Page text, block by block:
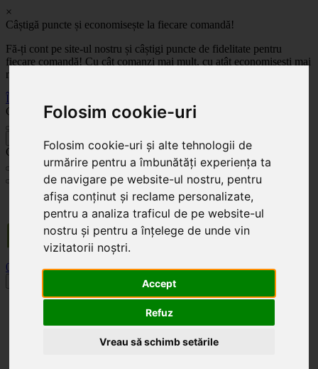
Folosim cookie-uri
Folosim cookie-uri și alte tehnologii de
urmărire pentru a îmbunătăți experiența ta
de navigare pe website-ul nostru, pentru
afișa conținut și reclame personalizate,
pentru a analiza traficul de pe website-ul
nostru și pentru a înțelege de unde vin
vizitatorii noștri.
Accept
Refuz
Vreau să schimb setările
×
Câștigă puncte și economisește la fiecare comandă!
Fă-ți cont pe site-ul nostru și câștigi puncte de fidelitate pentru
fiecare comandă! Cu cât comanzi mai mult, cu atât economisești mai
mult!
Înregistrează-te acum
Celoplast
Celoplast
Transportul este GRATUIT pentru comenzile mai mari de 350 Lei. Comanda minimă în
valoare de 100 Lei. Expediere în 1 - 2 zile lucrătoare.
0